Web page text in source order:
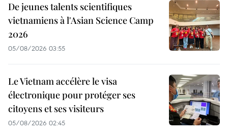
De jeunes talents scientifiques
vietnamiens à l'Asian Science Camp
2026
05/08/2026 03:55
Le Vietnam accélère le visa
électronique pour protéger ses
citoyens et ses visiteurs
05/08/2026 02:45